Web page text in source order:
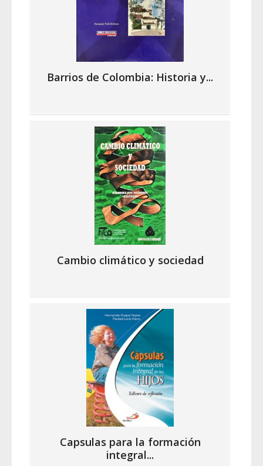
Barrios de Colombia: Historia y...
Cambio climático y sociedad
Capsulas para la formación
integral...